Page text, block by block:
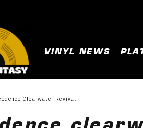
VINYL NEWS
Clearwater Revival